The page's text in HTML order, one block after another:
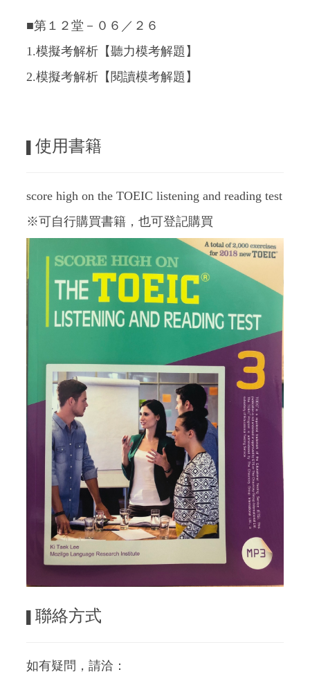
■第１２堂－０６／２６
1.模擬考解析【聽力模考解題】
2.模擬考解析【閱讀模考解題】
使用書籍
score high on the TOEIC listening and reading test
※可自行購買書籍，也可登記購買
聯絡方式
如有疑問，請洽：